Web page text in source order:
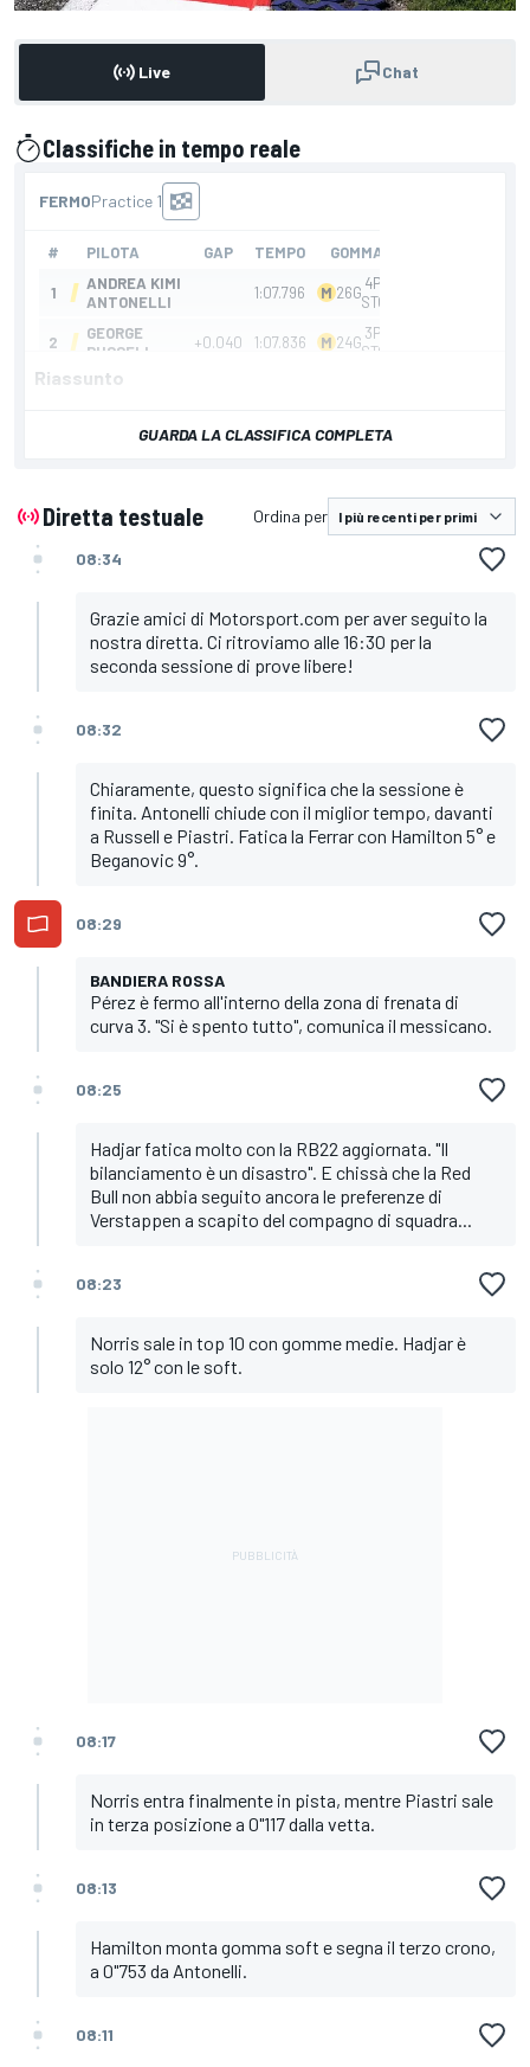
Live Chat
Classifiche in tempo reale
Riassunto
GUARDA LA CLASSIFICA COMPLETA
Diretta testuale Ordina per
08:34
Grazie amici di Motorsport.com per aver seguito la
nostra diretta. Ci ritroviamo alle 16:30 per la
seconda sessione di prove libere!
08:32
Chiaramente, questo significa che la sessione è
finita. Antonelli chiude con il miglior tempo, davanti
a Russell e Piastri. Fatica la Ferrar con Hamilton 5° e
Beganovic 9°.
08:29
BANDIERA ROSSA
Pérez è fermo all'interno della zona di frenata di
curva 3. "Si è spento tutto", comunica il messicano.
08:25
Hadjar fatica molto con la RB22 aggiornata. "Il
bilanciamento è un disastro". E chissà che la Red
Bull non abbia seguito ancora le preferenze di
Verstappen a scapito del compagno di squadra...
08:23
Norris sale in top 10 con gomme medie. Hadjar è
solo 12° con le soft.
08:17
Norris entra finalmente in pista, mentre Piastri sale
in terza posizione a 0"117 dalla vetta.
08:13
Hamilton monta gomma soft e segna il terzo crono,
a 0"753 da Antonelli.
08:11